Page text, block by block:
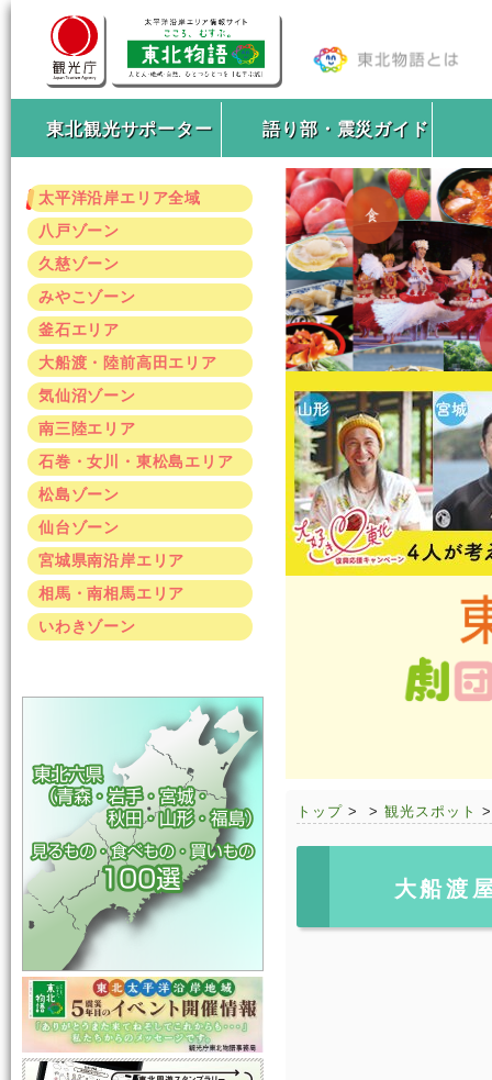
東北観光サポーター 語り部・震災ガイド
太平洋沿岸エリア全域
八戸ゾーン
久慈ゾーン
みやこゾーン
釜石エリア
大船渡・陸前高田エリア
気仙沼ゾーン
南三陸エリア
石巻・女川・東松島エリア
松島ゾーン
仙台ゾーン
宮城県南沿岸エリア
相馬・南相馬エリア
いわきゾーン
トップ > > 観光スポット
大船渡